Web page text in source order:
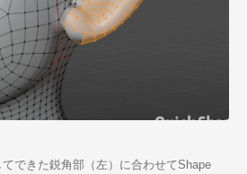
できた鋭角部（左）に合わせてShape